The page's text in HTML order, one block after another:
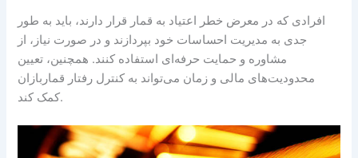
افرادی که در معرض خطر اعتیاد به قمار قرار دارند، باید به طور
جدی به مدیریت احساسات خود بپردازند و در صورت نیاز، از
مشاوره و حمایت حرفه‌ای استفاده کنند. همچنین، تعیین
محدودیت‌های مالی و زمان می‌تواند به کنترل رفتار قماربازان
کمک کند.